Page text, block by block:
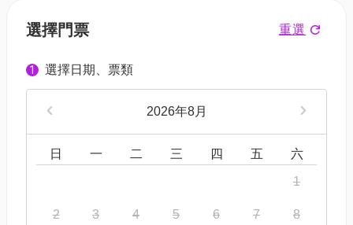
選擇門票 重選
1 選擇日期、票類
2026年8月
日 一 二 三 四 五 六
1
2 3 4 5 6 7 8